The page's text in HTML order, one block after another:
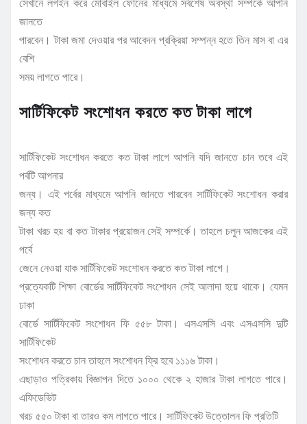
সেখানে লগইন করে মোবাইল ফোনের মাধ্যমে সর্বশেষ অবস্থা সম্পর্কে আপনি
জানতে
পারবেন। টাকা জমা দেওয়ার পর আবেদন প্রক্রিয়া সম্পন্ন হতে তিন মাস বা এর
বেশি
সময় লাগতে পারে।
সার্টিফিকেট সংশোধন করতে কত টাকা লাগে
সার্টিফিকেট সংশোধন করতে কত টাকা লাগে আপনি যদি জানতে চান তবে এই
পর্বটি আপনার
জন্য। এই পর্বের মাধ্যমে আপনি জানতে পারবেন সার্টিফিকেট সংশোধন করার
জন্য কত
টাকা খরচ হয় বা কত টাকার প্রয়োজন সেই সম্পর্কে। তাহলে চলুন আজকের এই
পর্বে
জেনে নেওয়া যাক সার্টিফিকেট সংশোধন করতে কত টাকা লাগে।
প্রত্যেকটি শিক্ষা বোর্ডের সার্টিফিকেট সংশোধন সেই আলাদা হয়ে থাকে। যেমন
ঢাকা
বোর্ডে সার্টিফিকেট সংশোধন ফি ৫৫৮ টাকা। এসএসসি এবং এসএসসি দুটি
সার্টিফিকেট
সংশোধন করতে চান তাহলে সংশোধন ফ্রি হবে ১১১৬ টাকা।
এছাড়াও পত্রিকায় বিজ্ঞাপন দিতে ১০০০ থেকে ২ হাজার টাকা লাগতে পারে।
এফিডেভিট
খরচ ৫৫০ টাকা বা তারও কম লাগতে পারে। সার্টিফিকেট উত্তোলন ফি প্রতিটি